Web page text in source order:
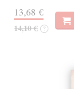
13,68 €
14,10 € ?